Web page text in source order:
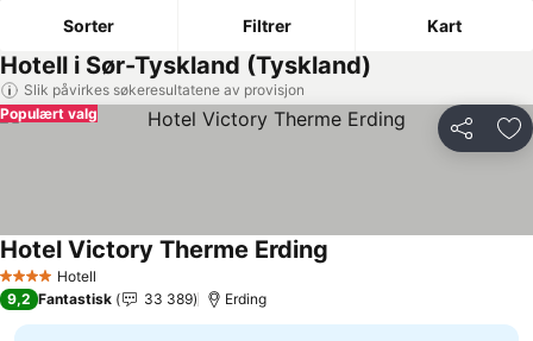
Sorter Filtrer Kart
Hotell i Sør-Tyskland (Tyskland)
Slik påvirkes søkeresultatene av provisjon
Del
Populært valg
4 StjernerHotell
Hotel Victory Therme Erding
9,2 Fantastisk 33 389 Erding